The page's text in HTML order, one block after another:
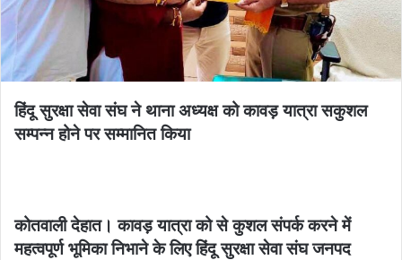
हिंदू सुरक्षा सेवा संघ ने थाना अध्यक्ष को कावड़ यात्रा सकुशल
सम्पन्न होने पर सम्मानित किया
कोतवाली देहात। कावड़ यात्रा को से कुशल संपर्क करने में
महत्वपूर्ण भूमिका निभाने के लिए हिंदू सुरक्षा सेवा संघ जनपद